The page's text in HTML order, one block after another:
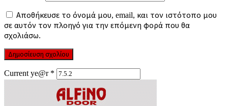
Αποθήκευσε το όνομά μου, email, και τον ιστότοπο μου
σε αυτόν τον πλοηγό για την επόμενη φορά που θα
σχολιάσω.
Current ye@r *